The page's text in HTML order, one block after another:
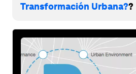
Transformación Urbana??